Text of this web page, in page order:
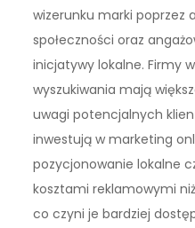
wizerunku marki poprzez
społeczności oraz
inicjatywy lokalne. Firmy
wyszukiwania mają
uwagi potencjalnych
inwestują w marketing
pozycjonowanie lokalne
kosztami reklamowymi
co czyni je bardziej